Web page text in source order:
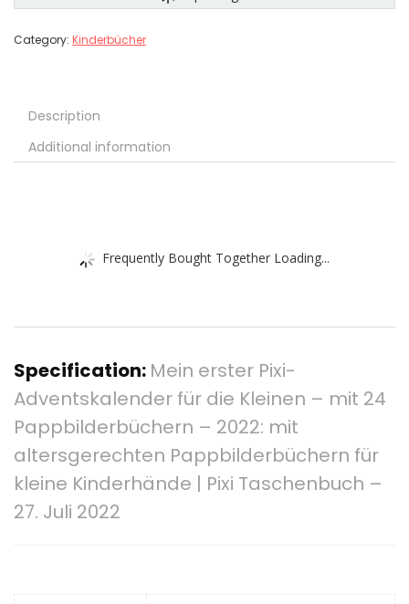
Category: Kinderbücher
Description
Additional information
Frequently Bought Together Loading...
Specification: Mein erster Pixi-
Adventskalender für die Kleinen – mit 24
Pappbilderbüchern – 2022: mit
altersgerechten Pappbilderbüchern für
kleine Kinderhände | Pixi Taschenbuch –
27. Juli 2022